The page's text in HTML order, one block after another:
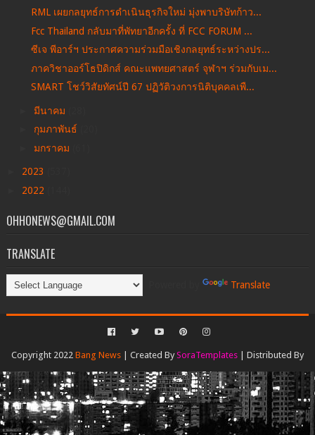
RML เผยกลยุทธ์การดำเนินธุรกิจใหม่ มุ่งพาบริษัทก้าว...
Fcc Thailand กลับมาที่พัทยาอีกครั้ง ที่ FCC FORUM ...
ซีเจ พีอาร์ฯ ประกาศความร่วมมือเชิงกลยุทธ์ระหว่างปร...
ภาควิชาออร์โธปิดิกส์ คณะแพทยศาสตร์ จุฬาฯ ร่วมกับเม...
SMART โชว์วิสัยทัศน์ปี 67 ปฏิวัติวงการนิติบุคคลเพื...
มีนาคม
กุมภาพันธ์
มกราคม
2023
2022
OHHONEWS@GMAIL.COM
TRANSLATE
Translate
Copyright 2022 Bang News| Created By SoraTemplates| Distributed By
Gooyaabi Templates